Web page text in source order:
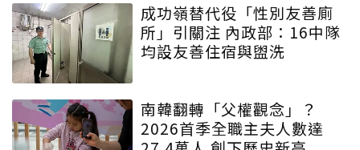
成功嶺替代役「性別友善廁
所」引關注 內政部：16中隊
均設友善住宿與盥洗
南韓翻轉「父權觀念」？
2026首季全職主夫人數達